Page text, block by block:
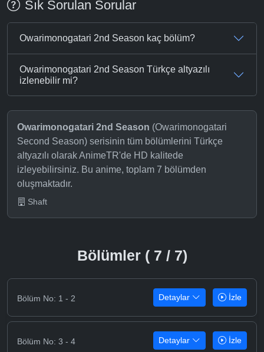
Sık Sorulan Sorular
Owarimonogatari 2nd Season kaç bölüm?
Owarimonogatari 2nd Season Türkçe altyazılı
izlenebilir mi?
Owarimonogatari 2nd Season (Owarimonogatari
Second Season) serisinin tüm bölümlerini Türkçe
altyazılı olarak AnimeTR'de HD kalitede
izleyebilirsiniz. Bu anime, toplam 7 bölümden
oluşmaktadır.
Shaft
Bölümler ( 7 / 7)
Bölüm No: 1 - 2 Detaylar İzle
Bölüm No: 3 - 4 Detaylar İzle